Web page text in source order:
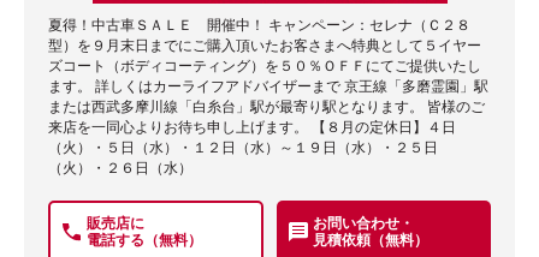
夏得！中古車ＳＡＬＥ 開催中！ キャンペーン：セレナ（Ｃ２８
型）を９月末日までにご購入頂いたお客さまへ特典として５イヤー
ズコート（ボディコーティング）を５０％ＯＦＦにてご提供いたし
ます。 詳しくはカーライフアドバイザーまで 京王線「多磨霊園」駅
または西武多摩川線「白糸台」駅が最寄り駅となります。 皆様のご
来店を一同心よりお待ち申し上げます。 【８月の定休日】４日
（火）・５日（水）・１２日（水）～１９日（水）・２５日
（火）・２６日（水）
販売店に
電話する（無料）
お問い合わせ・
見積依頼（無料）